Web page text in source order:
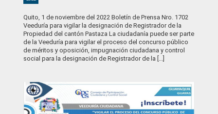
Quito, 1 de noviembre del 2022 Boletín de Prensa Nro. 1702
Veeduría para vigilar la designación de Registrador de la
Propiedad del cantón Pastaza La ciudadanía puede ser parte
de la Veeduría para vigilar el proceso del concurso público
de méritos y oposición, impugnación ciudadana y control
social para la designación de Registrador de la [...]